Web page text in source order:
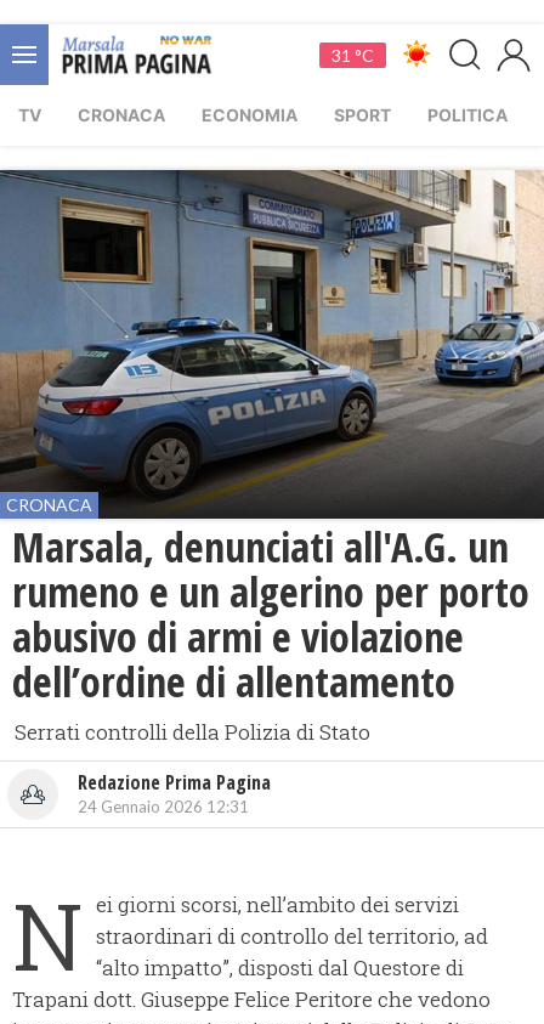
31 °C
TV CRONACA ECONOMIA SPORT POLITICA
CRONACA
​Marsala, denunciati all'A.G. un
rumeno e un algerino per porto
abusivo di armi e violazione
dell’ordine di allentamento
Serrati controlli della Polizia di Stato
Redazione Prima Pagina
24 Gennaio 2026 12:31
N ei giorni scorsi, nell’ambito dei servizi
straordinari di controllo del territorio, ad
“alto impatto”, disposti dal Questore di
Trapani dott. Giuseppe Felice Peritore che vedono